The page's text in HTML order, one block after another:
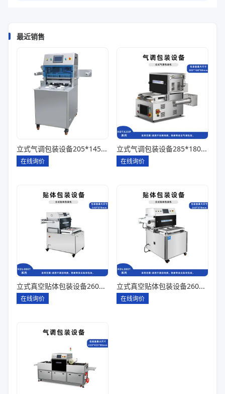
最近销售
立式气调包装设备205*145*85一出四
在线询价
立式气调包装设备285*180*80一出一
在线询价
立式真空贴体包装设备260*180一出四
在线询价
立式真空贴体包装设备260*180一出二
在线询价